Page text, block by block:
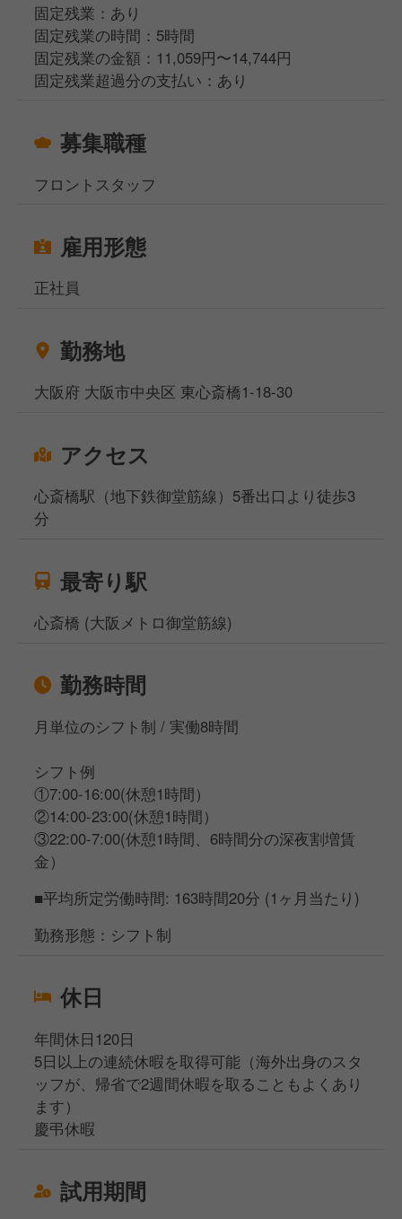
固定残業：あり
固定残業の時間：5時間
固定残業の金額：11,059円〜14,744円
固定残業超過分の支払い：あり
募集職種
フロントスタッフ
雇用形態
正社員
勤務地
大阪府 大阪市中央区 東心斎橋1-18-30
アクセス
心斎橋駅（地下鉄御堂筋線）5番出口より徒歩3
分
最寄り駅
心斎橋 (大阪メトロ御堂筋線)
勤務時間
月単位のシフト制 / 実働8時間
シフト例
①7:00-16:00(休憩1時間）
②14:00-23:00(休憩1時間）
③22:00-7:00(休憩1時間、6時間分の深夜割増賃
金）
■平均所定労働時間: 163時間20分 (1ヶ月当たり)
勤務形態：シフト制
休日
年間休日120日
5日以上の連続休暇を取得可能（海外出身のスタ
ッフが、帰省で2週間休暇を取ることもよくあり
ます）
慶弔休暇
試用期間